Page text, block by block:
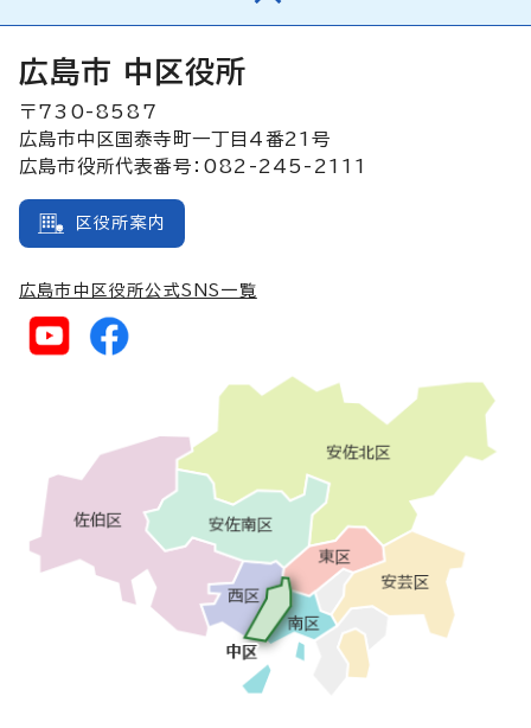
広島市 中区役所
〒730-8587
広島市中区国泰寺町一丁目4番21号
広島市役所代表番号：082-245-2111
区役所案内
広島市中区役所公式SNS一覧